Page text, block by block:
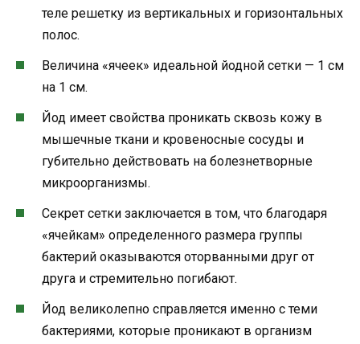
теле решетку из вертикальных и горизонтальных
полос.
Величина «ячеек» идеальной йодной сетки — 1 см
на 1 см.
Йод имеет свойства проникать сквозь кожу в
мышечные ткани и кровеносные сосуды и
губительно действовать на болезнетворные
микроорганизмы.
Секрет сетки заключается в том, что благодаря
«ячейкам» определенного размера группы
бактерий оказываются оторванными друг от
друга и стремительно погибают.
Йод великолепно справляется именно с теми
бактериями, которые проникают в организм